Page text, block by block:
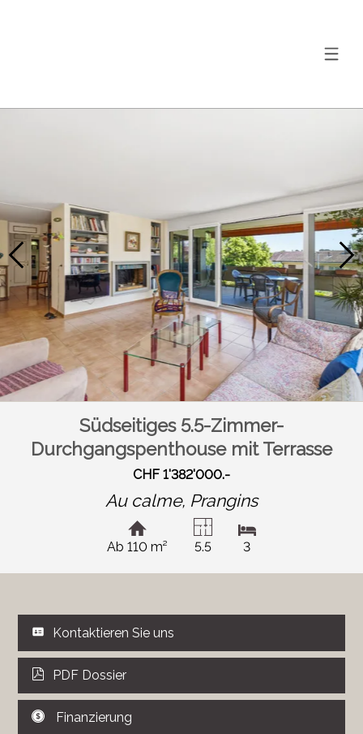
Südseitiges 5.5-Zimmer-
Durchgangspenthouse mit Terrasse
CHF 1'382'000.-
Au calme, Prangins
Ab 110 m² 5.5 3
Kontaktieren Sie uns
PDF Dossier
Finanzierung